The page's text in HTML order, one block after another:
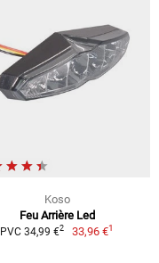
Koso
Feu Arrière Led
PVC 34,99 €2 33,96 €1